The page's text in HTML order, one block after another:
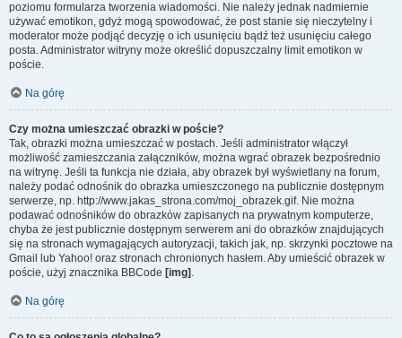
poziomu formularza tworzenia wiadomości. Nie należy jednak nadmiernie
używać emotikon, gdyż mogą spowodować, że post stanie się nieczytelny i
moderator może podjąć decyzję o ich usunięciu bądź też usunięciu całego
posta. Administrator witryny może określić dopuszczalny limit emotikon w
poście.
Na górę
Czy można umieszczać obrazki w poście?
Tak, obrazki można umieszczać w postach. Jeśli administrator włączył
możliwość zamieszczania załączników, można wgrać obrazek bezpośrednio
na witrynę. Jeśli ta funkcja nie działa, aby obrazek był wyświetlany na forum,
należy podać odnośnik do obrazka umieszczonego na publicznie dostępnym
serwerze, np. http://www.jakas_strona.com/moj_obrazek.gif. Nie można
podawać odnośników do obrazków zapisanych na prywatnym komputerze,
chyba że jest publicznie dostępnym serwerem ani do obrazków znajdujących
się na stronach wymagających autoryzacji, takich jak, np. skrzynki pocztowe na
Gmail lub Yahoo! oraz stronach chronionych hasłem. Aby umieścić obrazek w
poście, użyj znacznika BBCode [img] .
Na górę